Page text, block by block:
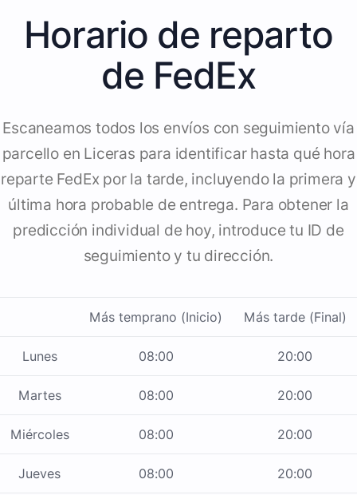
Horario de reparto
de FedEx
Escaneamos todos los envíos con seguimiento vía
parcello en Liceras para identificar hasta qué hora
reparte FedEx por la tarde, incluyendo la primera y
última hora probable de entrega. Para obtener la
predicción individual de hoy, introduce tu ID de
seguimiento y tu dirección.
Más temprano (Inicio) Más tarde (Final)
Lunes 08:00 20:00
Martes 08:00 20:00
Miércoles 08:00 20:00
Jueves 08:00 20:00